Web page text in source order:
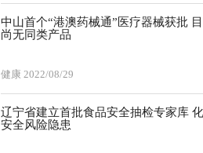
中山首个“港澳药械通”医疗器械获批
尚无同类产品
健康 2022/08/29
辽宁省建立首批食品安全抽检专家库
安全风险隐患